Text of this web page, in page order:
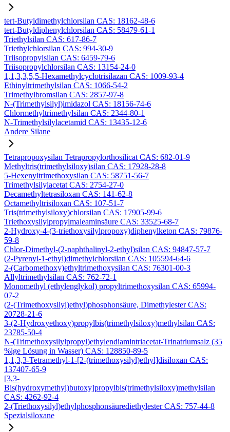
tert-Butyldimethylchlorsilan CAS: 18162-48-6
tert-Butyldiphenylchlorsilan CAS: 58479-61-1
Triethylsilan CAS: 617-86-7
Triethylchlorsilan CAS: 994-30-9
Triisopropylsilan CAS: 6459-79-6
Triisopropylchlorsilan CAS: 13154-24-0
1,1,3,3,5,5-Hexamethylcyclotrisilazan CAS: 1009-93-4
Ethinyltrimethylsilan CAS: 1066-54-2
Trimethylbromsilan CAS: 2857-97-8
N-(Trimethylsilyl)imidazol CAS: 18156-74-6
Chlormethyltrimethylsilan CAS: 2344-80-1
N-Trimethylsilylacetamid CAS: 13435-12-6
Andere Silane
Tetrapropoxysilan Tetrapropylorthosilicat CAS: 682-01-9
Methyltris(trimethylsiloxy)silan CAS: 17928-28-8
5-Hexenyltrimethoxysilan CAS: 58751-56-7
Trimethylsilylacetat CAS: 2754-27-0
Decamethyltetrasiloxan CAS: 141-62-8
Octamethyltrisiloxan CAS: 107-51-7
Tris(trimethylsiloxy)chlorsilan CAS: 17905-99-6
Triethoxysilylpropylmaleaminsäure CAS: 33525-68-7
2-Hydroxy-4-(3-triethoxysilylpropoxy)diphenylketon CAS: 79876-
59-8
Chlor-Dimethyl-(2-naphthalinyl-2-ethyl)silan CAS: 94847-57-7
(2-Pyrenyl-1-ethyl)dimethylchlorsilan CAS: 105594-64-6
2-(Carbomethoxy)ethyltrimethoxysilan CAS: 76301-00-3
Allyltrimethylsilan CAS: 762-72-1
Monomethyl (ethylenglykol) propyltrimethoxysilan CAS: 65994-
07-2
(2-(Trimethoxysilyl)ethyl)phosphonsäure, Dimethylester CAS:
20728-21-6
3-(2-Hydroxyethoxy)propylbis(trimethylsiloxy)methylsilan CAS:
23785-50-4
N-(Trimethoxysilylpropyl)ethylendiamintriacetat-Trinatriumsalz (35
%ige Lösung in Wasser) CAS: 128850-89-5
1,1,3,3-Tetramethyl-1-[2-(trimethoxysilyl)ethyl]disiloxan CAS:
137407-65-9
[3,3-
Bis(hydroxymethyl)butoxy]propylbis(trimethylsiloxy)methylsilan
CAS: 4262-92-4
2-(Triethoxysilyl)ethylphosphonsäurediethylester CAS: 757-44-8
Spezialsiloxane